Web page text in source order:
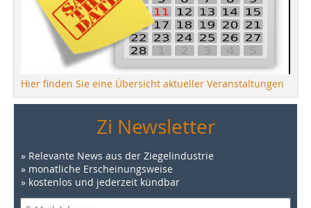
Hier finden Sie eine Übersicht aktueller Veranstaltungen
Zi Newsletter
» Relevante News aus der Ziegelindustrie
» monatliche Erscheinungsweise
» kostenlos und jederzeit kündbar